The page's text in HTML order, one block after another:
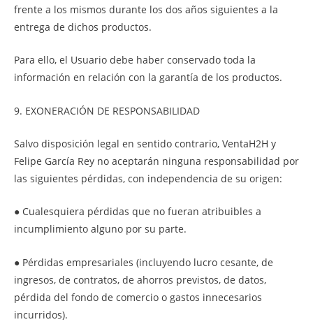
frente a los mismos durante los dos años siguientes a la
entrega de dichos productos.
Para ello, el Usuario debe haber conservado toda la
información en relación con la garantía de los productos.
9. EXONERACIÓN DE RESPONSABILIDAD
Salvo disposición legal en sentido contrario, VentaH2H y
Felipe García Rey no aceptarán ninguna responsabilidad por
las siguientes pérdidas, con independencia de su origen:
● Cualesquiera pérdidas que no fueran atribuibles a
incumplimiento alguno por su parte.
● Pérdidas empresariales (incluyendo lucro cesante, de
ingresos, de contratos, de ahorros previstos, de datos,
pérdida del fondo de comercio o gastos innecesarios
incurridos).